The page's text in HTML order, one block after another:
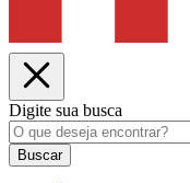
Digite sua busca
Buscar